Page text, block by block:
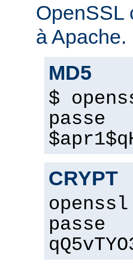
OpenSSL
à Apache.
MD5
$
passe
CRYPT
passe